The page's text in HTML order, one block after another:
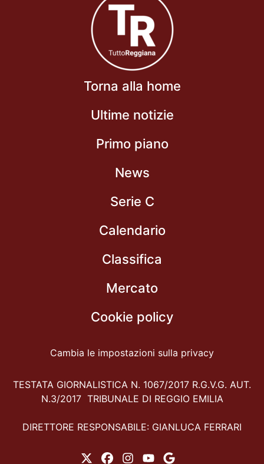
Torna alla home
Ultime notizie
Primo piano
News
Serie C
Calendario
Classifica
Mercato
Cookie policy
Cambia le impostazioni sulla privacy
TESTATA GIORNALISTICA N. 1067/2017 R.G.V.G. AUT.
N.3/2017 TRIBUNALE DI REGGIO EMILIA
DIRETTORE RESPONSABILE: GIANLUCA FERRARI